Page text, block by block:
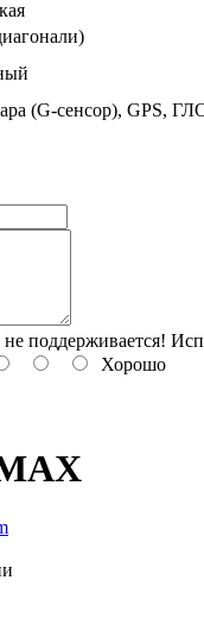
(G-сенсор), GPS,
поддерживается!
Хорошо